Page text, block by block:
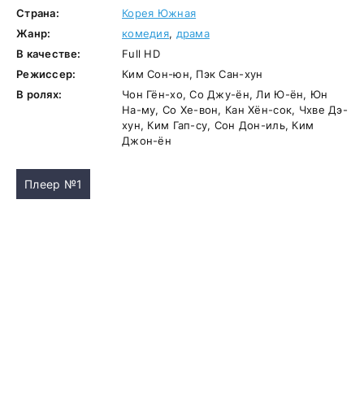
Страна:
Корея Южная
Жанр:
комедия, драма
В качестве:
Full HD
Режиссер:
Ким Сон-юн, Пэк Сан-хун
В ролях:
Чон Гён-хо, Со Джу-ён, Ли Ю-ён, Юн
На-му, Со Хе-вон, Кан Хён-сок, Чхве Дэ-
хун, Ким Гап-су, Сон Дон-иль, Ким
Джон-ён
Плеер №1